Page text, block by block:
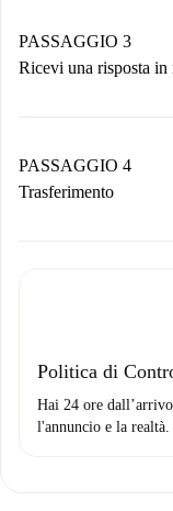
non accetta.
PASSAGGIO 3
Ricevi una risposta in
contatto con il
Se rifiutata:
PASSAGGIO 4
Trasferimento
solo se non
Politica di
Hai 24 ore
l'annuncio e la